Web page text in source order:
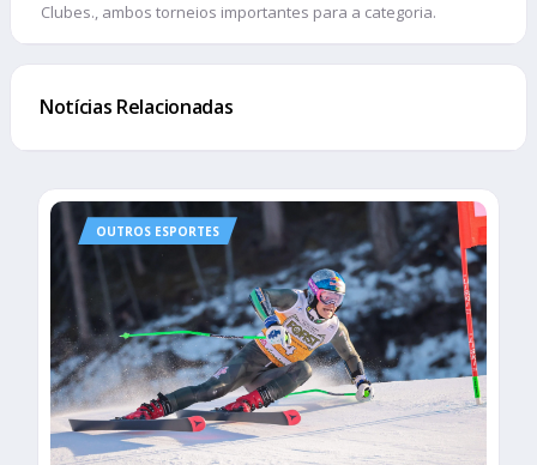
Clubes., ambos torneios importantes para a categoria.
Notícias Relacionadas
OUTROS ESPORTES